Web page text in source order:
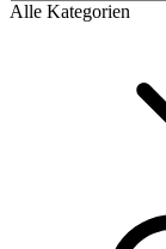
Alle Kategorien